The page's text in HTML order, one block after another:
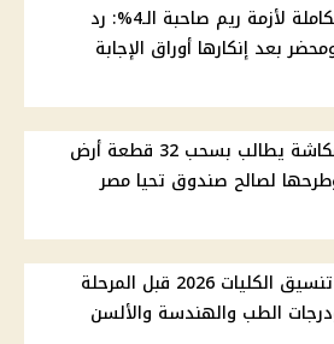
القصة الكاملة لأزمة ريم صاحبة الـ4%: رد
بعد إنكارها أوراق الإجابة
توفيق عكاشة يطالب بسحب 32 قطعة أرض
لصالح صندوق تحيا مصر
مؤشرات تنسيق الكليات 2026 قبل المرحلة
الطب والهندسة والألسن